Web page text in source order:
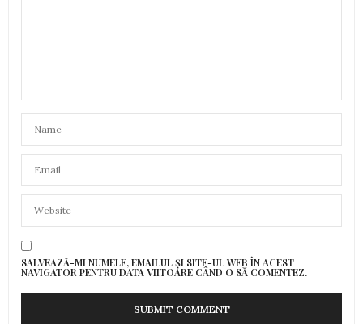
SALVEAZĂ-MI NUMELE, EMAILUL ȘI SITE-UL WEB ÎN ACEST
NAVIGATOR PENTRU DATA VIITOARE CÂND O SĂ COMENTEZ.